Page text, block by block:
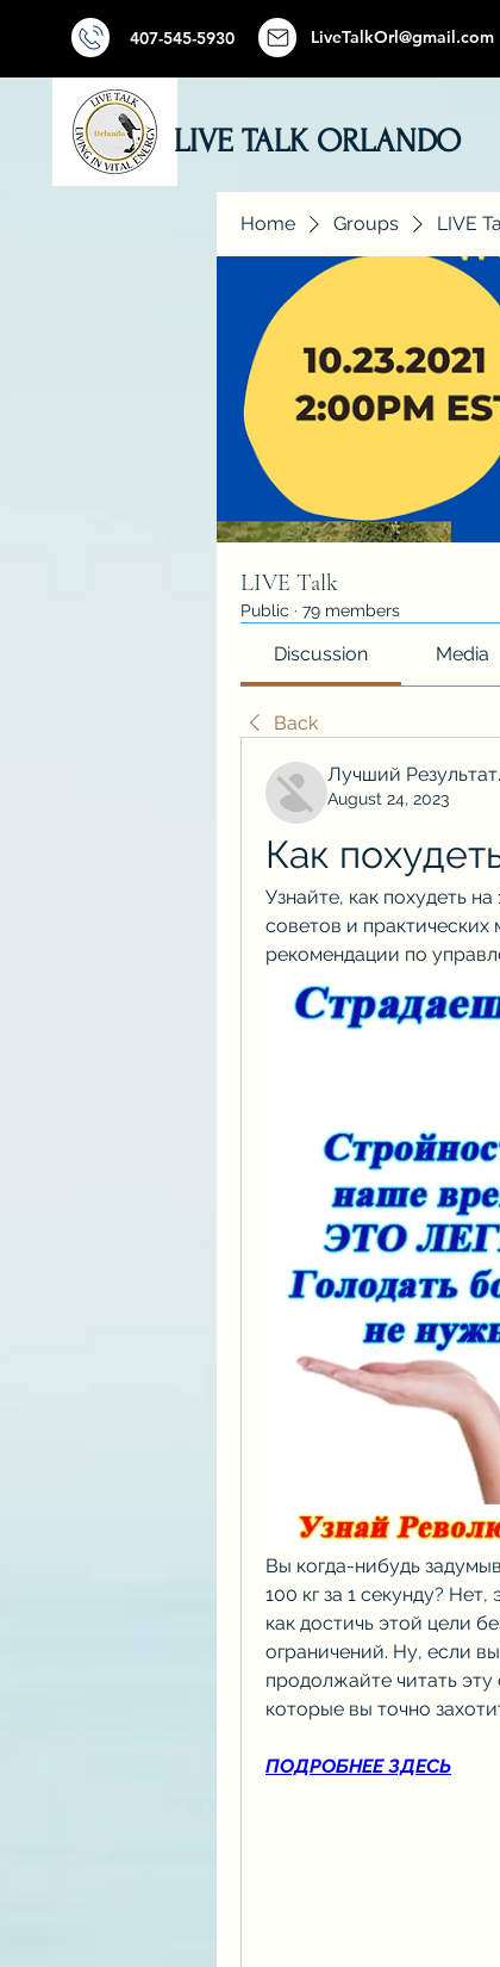
407-545-5930 LiveTalkOrl@gmail.com
LIVE TALK ORLANDO
Home Groups LIVE
LIVE Talk
Public · 79 members
Discussion Media
Back
Лучший
August 24, 2023
Как
Узнайте, как похудеть
советов и практических
рекомендации по
Вы когда-нибудь
100 кг за 1 секунду?
как достичь этой цели
ограничений. Ну, если
продолжайте читать эту
которые вы точно
ПОДРОБНЕЕ ЗДЕСЬ